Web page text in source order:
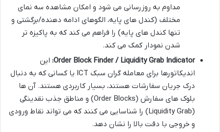
مداوم به روزرسانی می شود و امکان مشاهده سه نمای
مختلف (کندل های پایه، الگوهای ادامه دهنده/برگشتی و
تنها کندل های پایه) را فراهم می کند که به پاکیزه تر
شدن نمودار کمک می کند.
Order Block Finder / Liquidity Grab Indicator: این
اندیکاتورها برای معامله گران سبک ICT یا کسانی که به دنبال
درک جریان سفارشات هستند، بسیار کاربردی هستند. آن ها
بلوک های سفارش (Order Blocks) و مناطق جذب نقدینگی
(Liquidity Grab) را شناسایی می کنند که می تواند نقاط ورودی
و خروجی با دقت بالا را نشان دهد.